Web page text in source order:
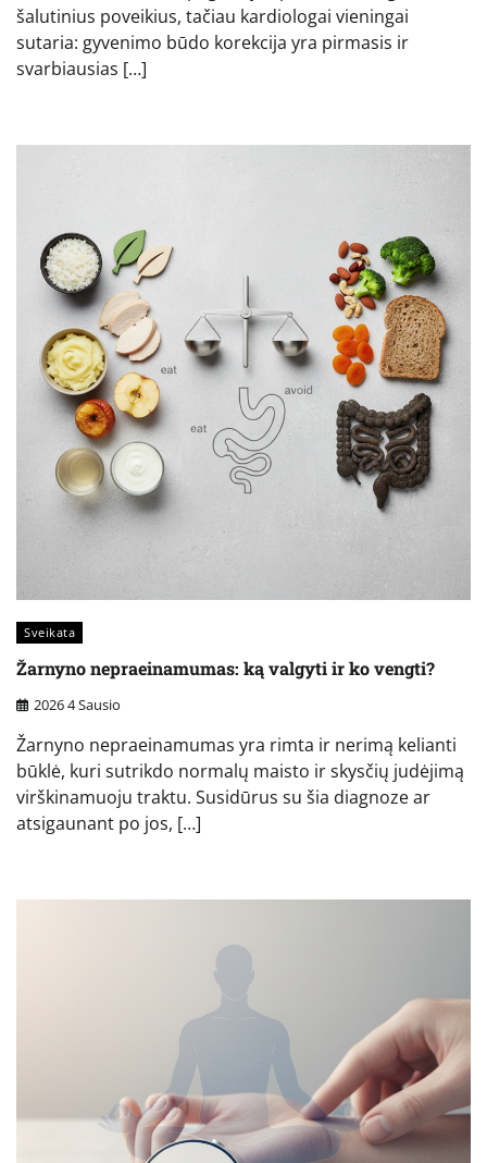
šalutinius poveikius, tačiau kardiologai vieningai
sutaria: gyvenimo būdo korekcija yra pirmasis ir
svarbiausias […]
Sveikata
Žarnyno nepraeinamumas: ką valgyti ir ko vengti?
2026 4 Sausio
Žarnyno nepraeinamumas yra rimta ir nerimą kelianti
būklė, kuri sutrikdo normalų maisto ir skysčių judėjimą
virškinamuoju traktu. Susidūrus su šia diagnoze ar
atsigaunant po jos, […]